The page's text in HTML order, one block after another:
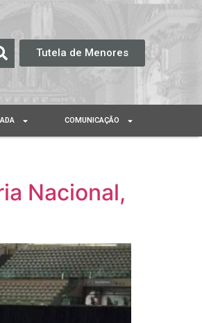
Tutela de Menores
COMUNICAÇÃO
Nacional,